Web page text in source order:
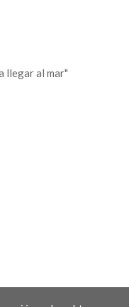
llegar al mar"